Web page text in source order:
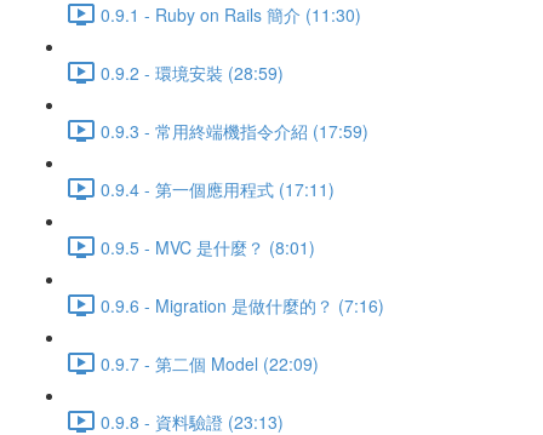
0.9.1 - Ruby on Rails 簡介 (11:30)
0.9.2 - 環境安裝 (28:59)
0.9.3 - 常用終端機指令介紹 (17:59)
0.9.4 - 第一個應用程式 (17:11)
0.9.5 - MVC 是什麼？ (8:01)
0.9.6 - Migration 是做什麼的？ (7:16)
0.9.7 - 第二個 Model (22:09)
0.9.8 - 資料驗證 (23:13)